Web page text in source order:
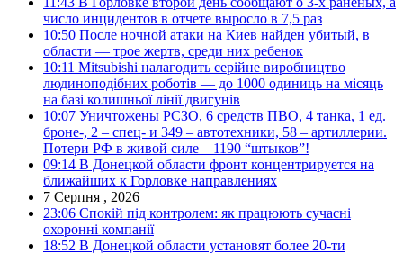
число инцидентов в отчете выросло в 7,5 раз
10:50 После ночной атаки на Киев найден убитый, в
области — трое жертв, среди них ребенок
10:11 Mitsubishi налагодить серійне виробництво
людиноподібних роботів — до 1000 одиниць на місяць
на базі колишньої лінії двигунів
10:07 Уничтожены РСЗО, 6 средств ПВО, 4 танка, 1 ед.
броне-, 2 – спец- и 349 – автотехники, 58 – артиллерии.
Потери РФ в живой силе – 1190 “штыков”!
09:14 В Донецкой области фронт концентрируется на
ближайших к Горловке направлениях
7 Серпня , 2026
23:06 Спокій під контролем: як працюють сучасні
охоронні компанії
18:52 В Донецкой области установят более 20-ти